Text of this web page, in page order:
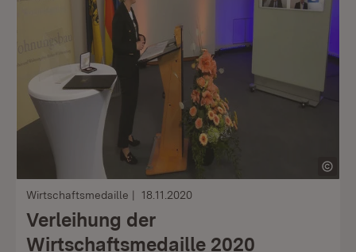
Wirtschaftsmedaille 18.11.2020
Verleihung der
Wirtschaftsmedaille 2020